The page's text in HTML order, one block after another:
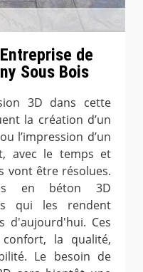
de
Sous Bois
3D dans cette
la création d’un
l’impression d’un
avec le temps et
vont être résolues.
en béton 3D
qui les rendent
d'aujourd'hui. Ces
la qualité,
Le besoin de